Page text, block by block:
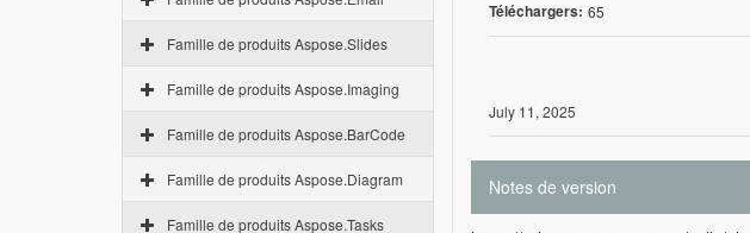
Famille de produits Aspose.Slides
Famille de produits Aspose.Imaging
Famille de produits Aspose.BarCode
Famille de produits Aspose.Diagram
Famille de produits Aspose.Tasks
Téléchargers: 65
July 11, 2025
Notes de version